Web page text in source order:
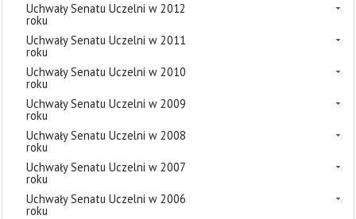
Uchwały Senatu Uczelni w 2012
roku
Uchwały Senatu Uczelni w 2011
roku
Uchwały Senatu Uczelni w 2010
roku
Uchwały Senatu Uczelni w 2009
roku
Uchwały Senatu Uczelni w 2008
roku
Uchwały Senatu Uczelni w 2007
roku
Uchwały Senatu Uczelni w 2006
roku